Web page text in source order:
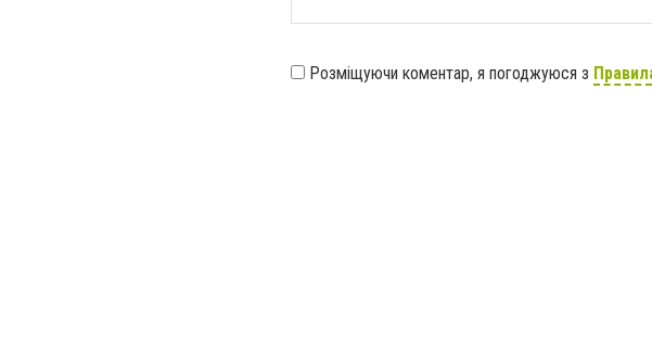
Розміщуючи коментар, я погоджуюся з